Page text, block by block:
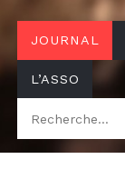
JOURNAL
L’ASSO